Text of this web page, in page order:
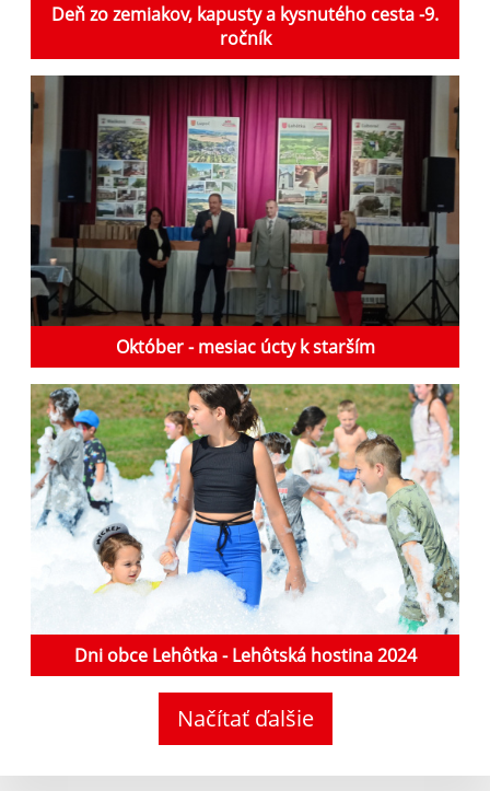
Deň zo zemiakov, kapusty a kysnutého cesta -9.
ročník
Október - mesiac úcty k starším
Dni obce Lehôtka - Lehôtská hostina 2024
Načítať ďalšie